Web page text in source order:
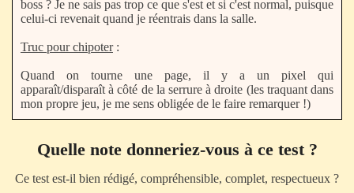
boss ? Je ne sais pas trop ce que s'est et si c'est normal, puisque
celui-ci revenait quand je réentrais dans la salle.
Truc pour chipoter:
Quand on tourne une page, il y a un pixel qui
apparaît/disparaît à côté de la serrure à droite (les traquant dans
mon propre jeu, je me sens obligée de le faire remarquer !)
Quelle note donneriez-vous à ce test ?
Ce test est-il bien rédigé, compréhensible, complet, respectueux ?